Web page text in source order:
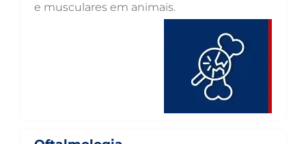
OTOSCOPIA DIGITAL VETERINÁRIA EM GUARULHOS
OFTALMOLOGIA VETERINÁRIA EM GUARULHOS
e musculares em animais.